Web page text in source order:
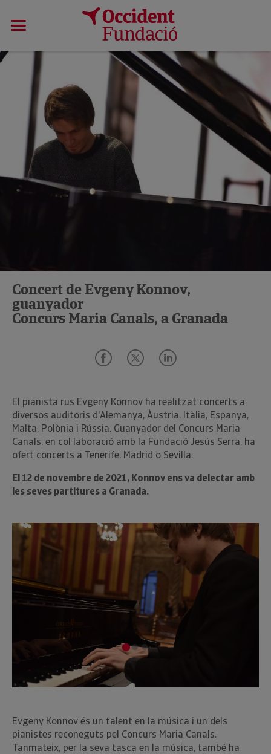
Concert de Evgeny Konnov,
guanyador
Concurs Maria Canals, a Granada
El pianista rus Evgeny Konnov ha realitzat concerts a
diversos auditoris d'Alemanya, Àustria, Itàlia, Espanya,
Malta, Polònia i Rússia. Guanyador del Concurs Maria
Canals, en col·laboració amb la Fundació Jesús Serra, ha
ofert concerts a Tenerife, Madrid o Sevilla.
El 12 de novembre de 2021, Konnov ens va delectar amb
les seves partitures a Granada.
Evgeny Konnov és un talent en la música i un dels
pianistes reconeguts pel Concurs Maria Canals.
Tanmateix, per la seva tasca en la música, també ha